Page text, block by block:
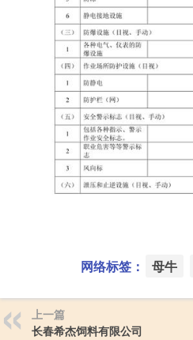
网络标签： 母牛
上一篇
长春希杰饲料有限公司